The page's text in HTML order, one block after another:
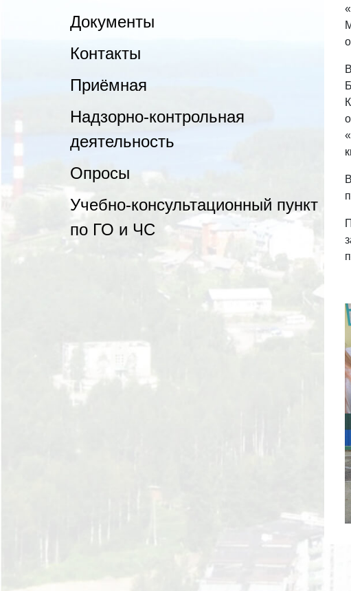
Документы
Контакты
Приёмная
Надзорно-контрольная
деятельность
Опросы
Учебно-консультационный пункт
по ГО и ЧС